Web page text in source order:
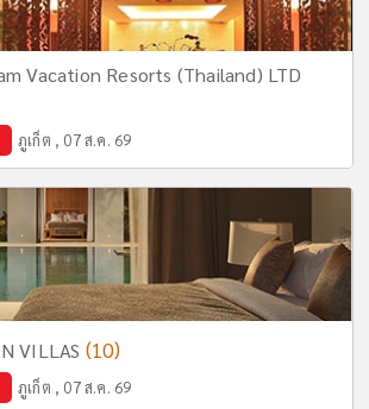
Vacation Resorts (Thailand) LTD
ภูเก็ต , 07 ส.ค. 69
VILLAS (10)
ภูเก็ต , 07 ส.ค. 69